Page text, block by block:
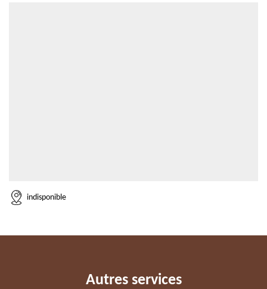
indisponible
Autres services